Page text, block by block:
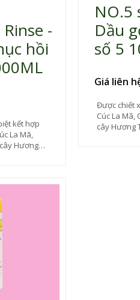
-
hồi
kết hợp
La Mã,
Hương
NO.5
Dầu
số 5
Giá liên
Được chiết
Cúc La Mã,
cây Hương